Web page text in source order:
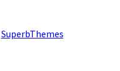
SuperbThemes